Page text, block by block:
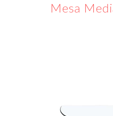
Mesa